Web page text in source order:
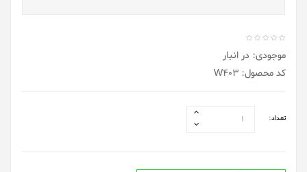
موجودی: در انبار
کد محصول: W403
تعداد: